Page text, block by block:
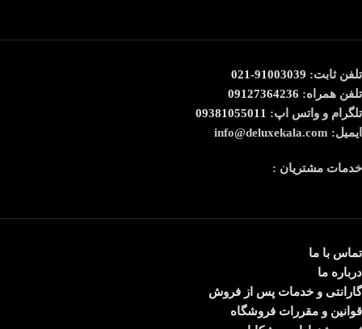
تلفن ثابت: 91003039-021
تلفن همراه: 09127364236
تلگرام و واتس اپ: 09381055011
ایمیل: info@deluxekala.com
خدمات مشتریان :
تماس با ما
درباره ما
گارانتی و خدمات پس از فروش
قوانین و مقررات فروشگاه